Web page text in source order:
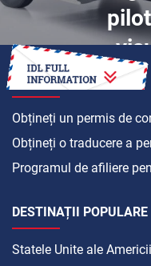
CUM SĂ
Obțineți un permis de
Obțineți o traducere a
Programul de afiliere
DESTINAȚII POPULARE
Statele Unite ale Americii